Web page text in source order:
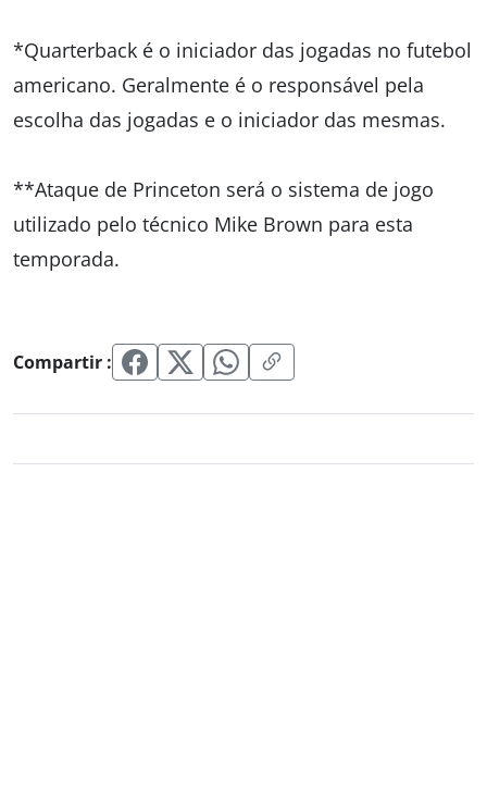
*Quarterback é o iniciador das jogadas no futebol
americano. Geralmente é o responsável pela
escolha das jogadas e o iniciador das mesmas.
**Ataque de Princeton será o sistema de jogo
utilizado pelo técnico Mike Brown para esta
temporada.
Compartir :